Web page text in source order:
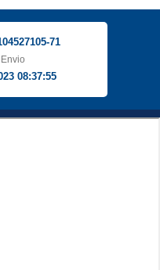
71
08:37:55